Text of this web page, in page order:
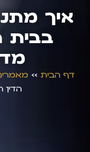
איך
בבית
דף הבית >>
הדין